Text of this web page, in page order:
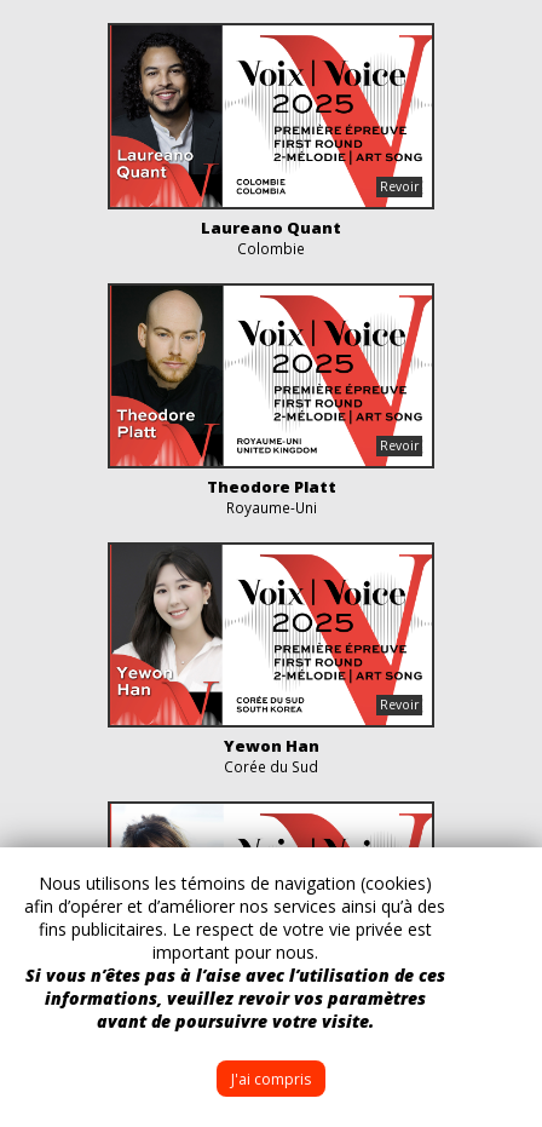
Laureano Quant
Colombie
Theodore Platt
Royaume-Uni
Yewon Han
Corée du Sud
Fanny Soyer
France
Nous utilisons les témoins de navigation (cookies)
afin d’opérer et d’améliorer nos services ainsi qu’à des
fins publicitaires. Le respect de votre vie privée est
important pour nous.
Si vous n’êtes pas à l’aise avec l’utilisation de ces
informations, veuillez revoir vos paramètres
avant de poursuivre votre visite.
J'ai compris